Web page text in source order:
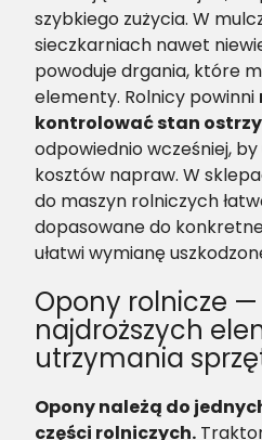
szybkiego zużycia. W
sieczkarniach nawet
powoduje drgania, które
elementy. Rolnicy powinni
kontrolować stan ostrzy
odpowiednio wcześniej,
kosztów napraw. W
do maszyn rolniczych
dopasowane do
ułatwi wymianę
Opony rolnicze —
najdroższych
utrzymania
Opony należą do
części rolniczych.